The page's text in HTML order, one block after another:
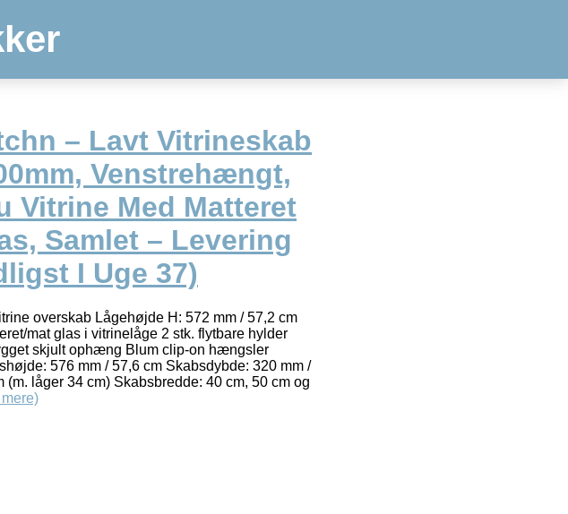
– Lavt Vitrineskab
Venstrehængt,
Vitrine Med Matteret
Samlet – Levering
I Uge 37)
overskab Lågehøjde H: 572 mm / 57,2 cm
mat glas i vitrinelåge 2 stk. flytbare hylder
skjult ophæng Blum clip-on hængsler
576 mm / 57,6 cm Skabsdybde: 320 mm /
(m. låger 34 cm) Skabsbredde: 40 cm, 50 cm og